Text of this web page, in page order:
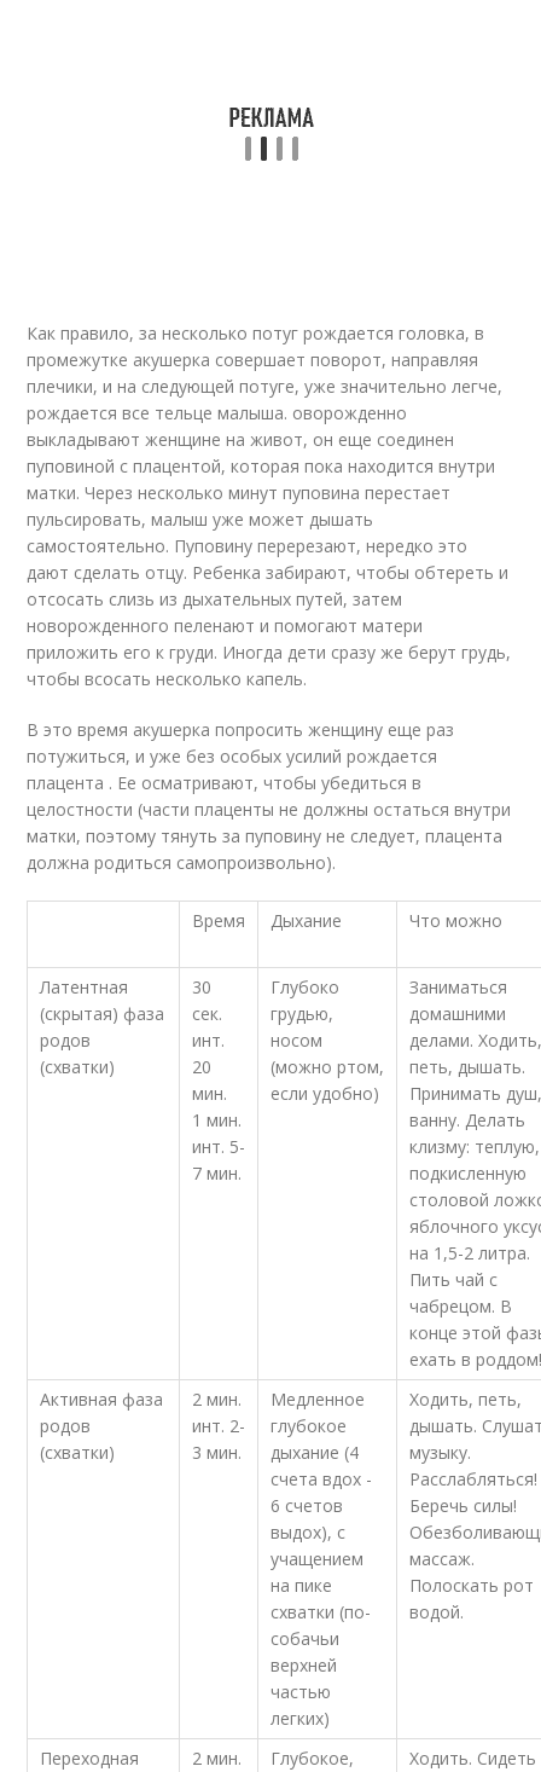
Как правило, за несколько потуг рождается головка, в
промежутке акушерка совершает поворот, направляя
плечики, и на следующей потуге, уже значительно легче,
рождается все тельце малыша. оворожденно
выкладывают женщине на живот, он еще соединен
пуповиной с плацентой, которая пока находится внутри
матки. Через несколько минут пуповина перестает
пульсировать, малыш уже может дышать
самостоятельно. Пуповину перерезают, нередко это
дают сделать отцу. Ребенка забирают, чтобы обтереть и
отсосать слизь из дыхательных путей, затем
новорожденного пеленают и помогают матери
приложить его к груди. Иногда дети сразу же берут грудь,
чтобы всосать несколько капель.
В это время акушерка попросить женщину еще раз
потужиться, и уже без особых усилий рождается
плацента . Ее осматривают, чтобы убедиться в
целостности (части плаценты не должны остаться внутри
матки, поэтому тянуть за пуповину не следует, плацента
должна родиться самопроизвольно).
Время Дыхание Что можно
Латентная
(скрытая) фаза
родов
(схватки)
30
сек.
инт.
20
мин.
1 мин.
инт. 5-
7 мин.
Глубоко
грудью,
носом
(можно ртом,
если удобно)
Заниматься
домашними
делами.
петь, дышать.
Принимать
ванну. Делать
клизму: теплую,
подкисленную
столовой
яблочного
на 1,5-2 литра.
Пить чай с
чабрецом. В
конце этой
ехать в
Активная фаза
родов
(схватки)
2 мин.
инт. 2-
3 мин.
Медленное
глубокое
дыхание (4
счета вдох -
6 счетов
выдох), с
учащением
на пике
схватки (по-
собачьи
верхней
частью
легких)
Ходить, петь,
дышать.
музыку.
Расслабляться!
Беречь силы!
массаж.
Полоскать рот
водой.
Переходная
2 мин.
Глубокое,
Ходить. Сидеть